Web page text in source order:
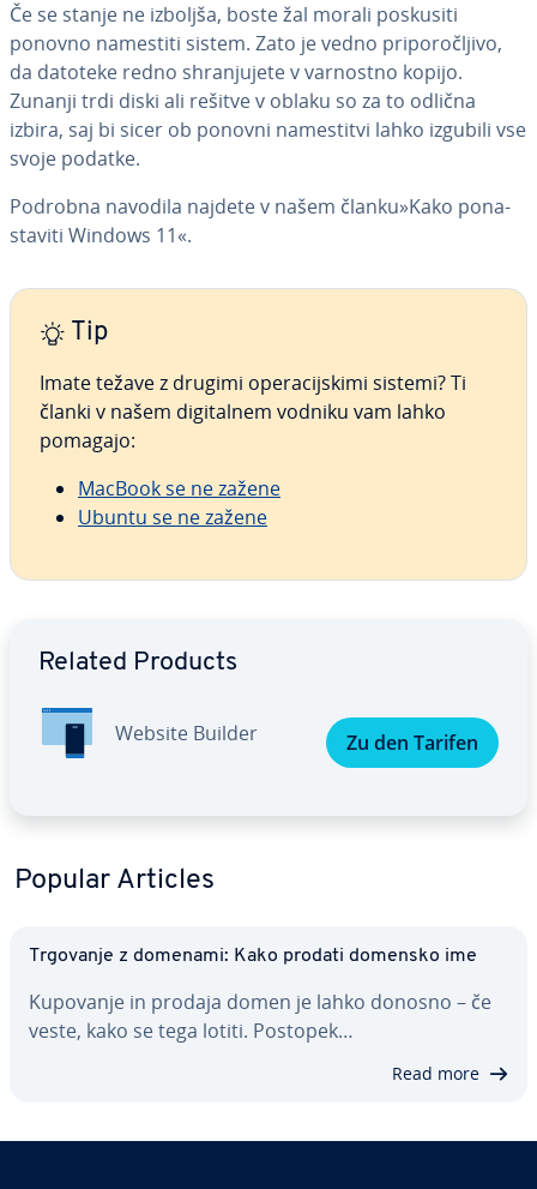
Če se stanje ne izboljša, boste žal morali poskusiti
ponovno namestiti sistem. Zato je vedno pri­po­ro­člji­vo,
da datoteke redno shra­nju­je­te v varnostno kopijo.
Zunanji trdi diski ali rešitve v oblaku so za to odlična
izbira, saj bi sicer ob ponovni na­me­sti­tvi lahko izgubili vse
svoje podatke.
Podrobna navodila najdete v našem članku»Kako po­na­
sta­vi­ti Windows 11«.
Tip
Imate težave z drugimi ope­ra­cij­ski­mi sistemi? Ti
članki v našem di­gi­tal­nem vodniku vam lahko
pomagajo:
MacBook se ne zažene
Ubuntu se ne zažene
Related Products
Website Builder Zu den Tarifen
Popular Articles
Trgovanje z domenami: Kako prodati domensko ime
Kupovanje in prodaja domen je lahko donosno – če
veste, kako se tega lotiti. Postopek…
Read more